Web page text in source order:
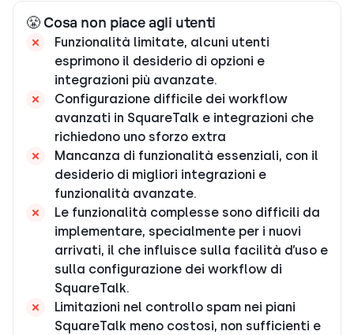
😤 Cosa non piace agli utenti
Funzionalità limitate, alcuni utenti
esprimono il desiderio di opzioni e
integrazioni più avanzate.
Configurazione difficile dei workflow
avanzati in SquareTalk e integrazioni che
richiedono uno sforzo extra
Mancanza di funzionalità essenziali, con il
desiderio di migliori integrazioni e
funzionalità avanzate.
Le funzionalità complesse sono difficili da
implementare, specialmente per i nuovi
arrivati, il che influisce sulla facilità d’uso e
sulla configurazione dei workflow di
SquareTalk.
Limitazioni nel controllo spam nei piani
SquareTalk meno costosi, non sufficienti e